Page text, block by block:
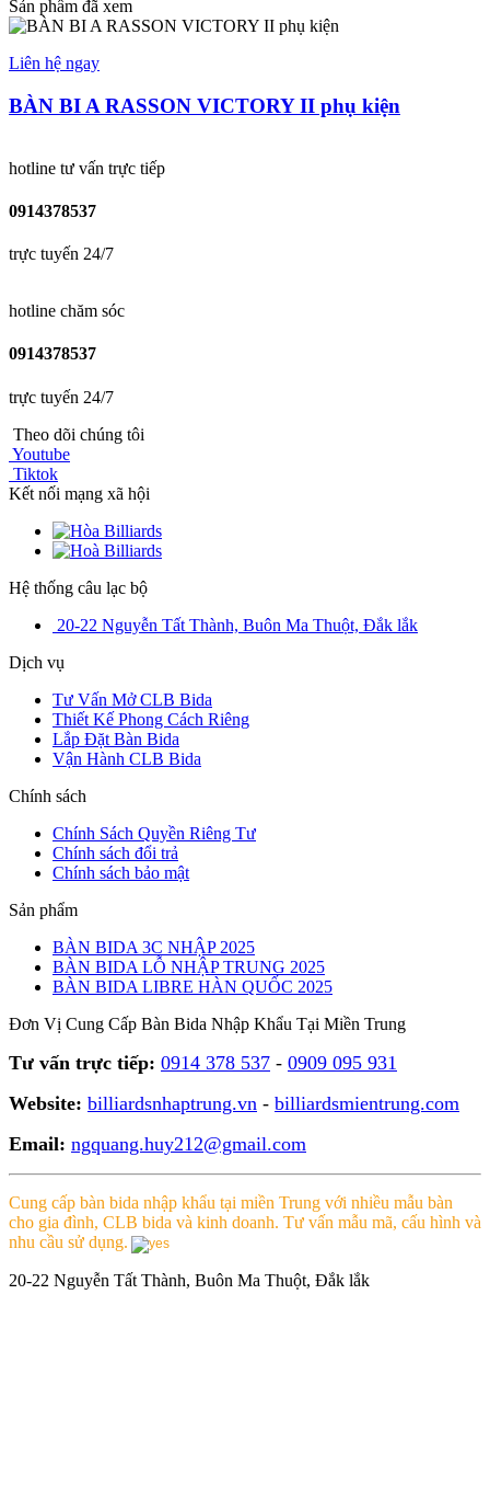
Sản phẩm đã xem
Liên hệ ngay
BÀN BI A RASSON VICTORY II phụ kiện
hotline tư vấn trực tiếp
0914378537
trực tuyến 24/7
hotline chăm sóc
0914378537
trực tuyến 24/7
Theo dõi chúng tôi
Youtube
Tiktok
Kết nối mạng xã hội
Hệ thống câu lạc bộ
20-22 Nguyễn Tất Thành, Buôn Ma Thuột, Đắk lắk
Dịch vụ
Tư Vấn Mở CLB Bida
Thiết Kế Phong Cách Riêng
Lắp Đặt Bàn Bida
Vận Hành CLB Bida
Chính sách
Chính Sách Quyền Riêng Tư
Chính sách đổi trả
Chính sách bảo mật
Sản phẩm
BÀN BIDA 3C NHẬP 2025
BÀN BIDA LỖ NHẬP TRUNG 2025
BÀN BIDA LIBRE HÀN QUỐC 2025
Đơn Vị Cung Cấp Bàn Bida Nhập Khẩu Tại Miền Trung
Tư vấn trực tiếp: 0914 378 537 - 0909 095 931
Website: billiardsnhaptrung.vn - billiardsmientrung.com
Email: ngquang.huy212@gmail.com
Cung cấp bàn bida nhập khẩu tại miền Trung với nhiều mẫu bàn
cho gia đình, CLB bida và kinh doanh. Tư vấn mẫu mã, cấu hình và
nhu cầu sử dụng.
20-22 Nguyễn Tất Thành, Buôn Ma Thuột, Đắk lắk